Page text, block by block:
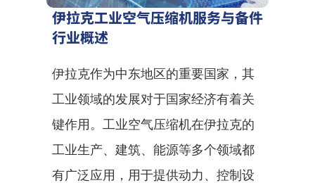
伊拉克工业空气压缩机服务与备件
行业概述
伊拉克作为中东地区的重要国家，其
工业领域的发展对于国家经济有着关
键作用。工业空气压缩机在伊拉克的
工业生产、建筑、能源等多个领域都
有广泛应用，用于提供动力、控制设